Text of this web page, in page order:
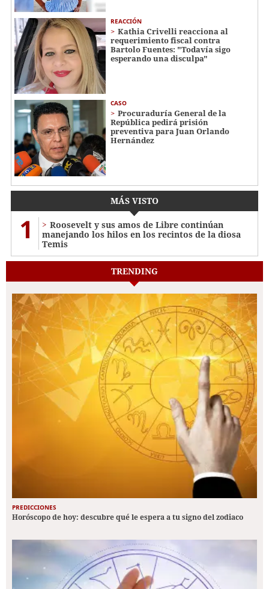
REACCIÓN
Kathia Crivelli reacciona al
requerimiento fiscal contra
Bartolo Fuentes: "Todavía sigo
esperando una disculpa"
CASO
Procuraduría General de la
República pedirá prisión
preventiva para Juan Orlando
Hernández
MÁS VISTO
1
Roosevelt y sus amos de Libre continúan
manejando los hilos en los recintos de la diosa
Temis
TRENDING
PREDICCIONES
Horóscopo de hoy: descubre qué le espera a tu signo del zodiaco